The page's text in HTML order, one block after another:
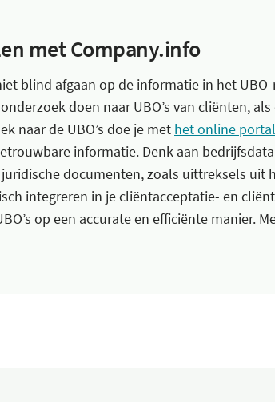
met Company.info
blind afgaan op de informatie in het
doen naar UBO’s van cliënten,
naar de UBO’s doe je met het online
informatie. Denk aan
documenten, zoals uittreksels uit
integreren in je cliëntacceptatie- en
op een accurate en efficiënte manier.